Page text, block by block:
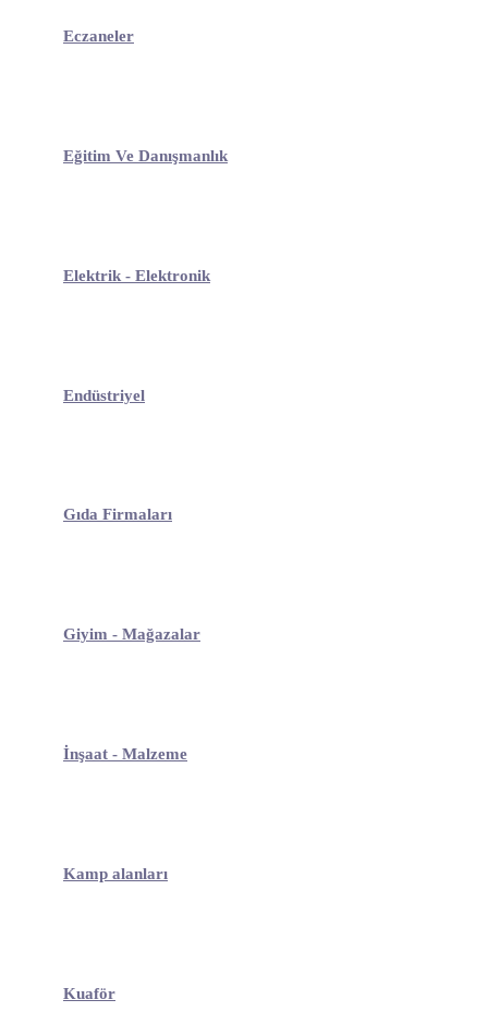
Eczaneler
Eğitim Ve Danışmanlık
Elektrik - Elektronik
Endüstriyel
Gıda Firmaları
Giyim - Mağazalar
İnşaat - Malzeme
Kamp alanları
Kuaför